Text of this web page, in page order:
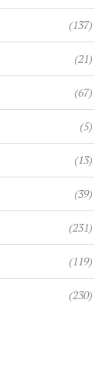
(137)
(21)
(67)
(5)
(13)
(39)
(231)
(119)
(230)